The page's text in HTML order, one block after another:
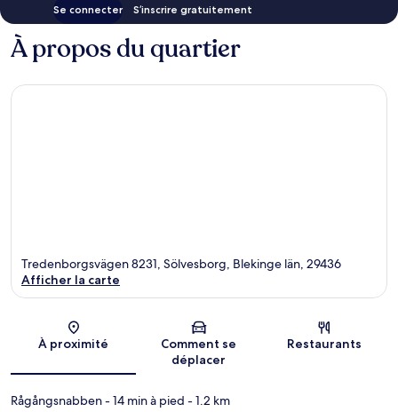
Se connecter S’inscrire gratuitement
À propos du quartier
Carte
Tredenborgsvägen 8231, Sölvesborg, Blekinge län, 29436
Afficher la carte
À proximité
Comment se
déplacer
Restaurants
Rågångsnabben- 14 min à pied - 1.2 km